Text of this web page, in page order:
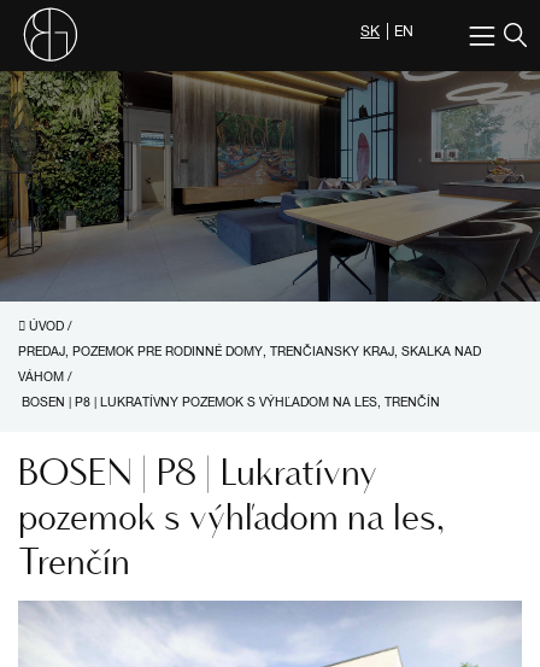
SK EN
ÚVOD /
PREDAJ, POZEMOK PRE RODINNÉ DOMY, TRENČIANSKY KRAJ, SKALKA NAD
VÁHOM /
BOSEN | P8 | LUKRATÍVNY POZEMOK S VÝHĽADOM NA LES, TRENČÍN
BOSEN | P8 | Lukratívny
pozemok s výhľadom na les,
Trenčín